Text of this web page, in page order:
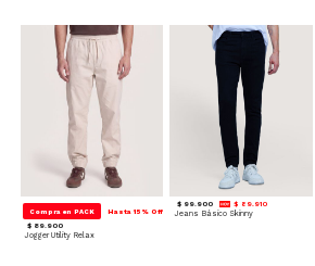
Compra en PACK Hasta 15% Off
$ 89.900
Jogger Utility Relax
$ 99.900 $ 89.910
Jeans Básico Skinny